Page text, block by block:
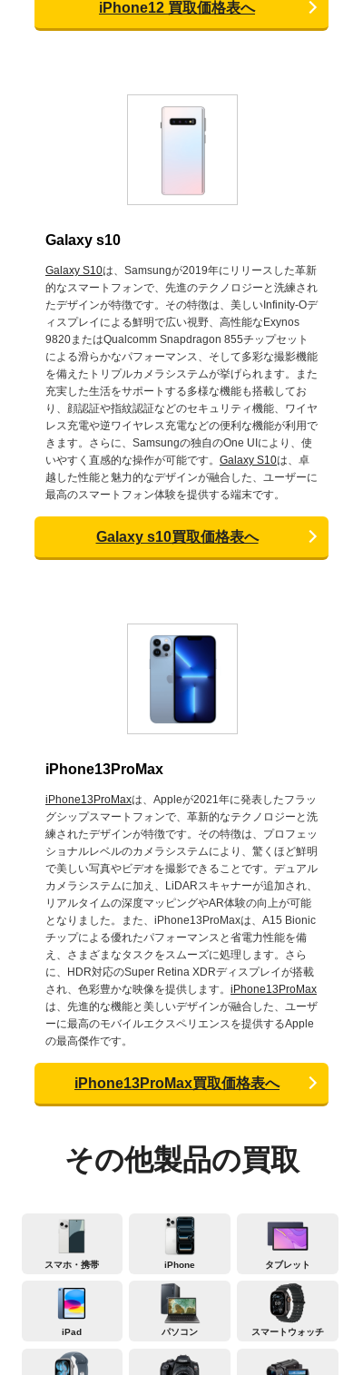
iPhone12 買取価格表へ
Galaxy s10
Galaxy S10は、Samsungが2019年にリリースした革新
的なスマートフォンで、先進のテクノロジーと洗練され
たデザインが特徴です。その特徴は、美しいInfinity-Oデ
ィスプレイによる鮮明で広い視野、高性能なExynos
9820またはQualcomm Snapdragon 855チップセット
による滑らかなパフォーマンス、そして多彩な撮影機能
を備えたトリプルカメラシステムが挙げられます。また
充実した生活をサポートする多様な機能も搭載してお
り、顔認証や指紋認証などのセキュリティ機能、ワイヤ
レス充電や逆ワイヤレス充電などの便利な機能が利用で
きます。さらに、Samsungの独自のOne UIにより、使
いやすく直感的な操作が可能です。 Galaxy S10は、卓
越した性能と魅力的なデザインが融合した、ユーザーに
最高のスマートフォン体験を提供する端末です。
Galaxy s10買取価格表へ
iPhone13ProMax
iPhone13ProMaxは、Appleが2021年に発表したフラッ
グシップスマートフォンで、革新的なテクノロジーと洗
練されたデザインが特徴です。その特徴は、プロフェッ
ショナルレベルのカメラシステムにより、驚くほど鮮明
で美しい写真やビデオを撮影できることです。デュアル
カメラシステムに加え、LiDARスキャナーが追加され、
リアルタイムの深度マッピングやAR体験の向上が可能
となりました。また、iPhone13ProMaxは、A15 Bionic
チップによる優れたパフォーマンスと省電力性能を備
え、さまざまなタスクをスムーズに処理します。さら
に、HDR対応のSuper Retina XDRディスプレイが搭載
され、色彩豊かな映像を提供します。 iPhone13ProMax
は、先進的な機能と美しいデザインが融合した、ユーザ
ーに最高のモバイルエクスペリエンスを提供するApple
の最高傑作です。
iPhone13ProMax買取価格表へ
その他製品の買取
スマホ・携帯 iPhone タブレット
iPad パソコン スマートウォッチ